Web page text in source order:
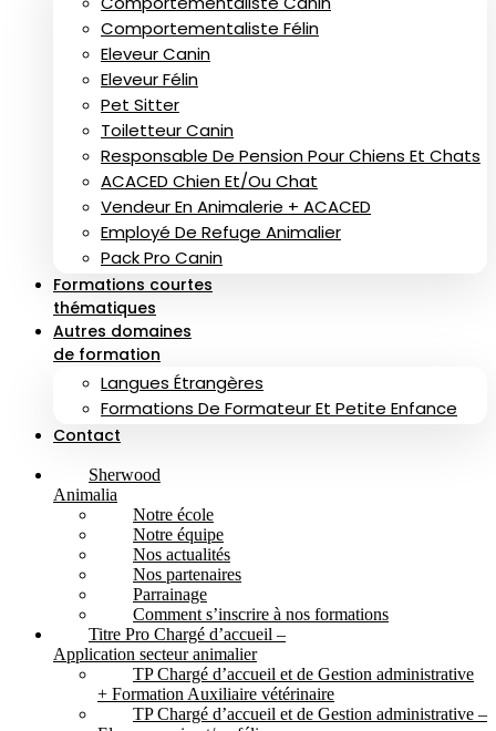
Comportementaliste Félin
Eleveur Canin
Eleveur Félin
Pet Sitter
Toiletteur Canin
Responsable De Pension Pour Chiens Et Chats
ACACED Chien Et/ou Chat
Vendeur En Animalerie + ACACED
Employé De Refuge Animalier
Pack Pro Canin
Formations courtes
thématiques
Autres domaines
de formation
Langues Étrangères
Formations De Formateur Et Petite Enfance
Contact
Sherwood
Animalia
Notre école
Notre équipe
Nos actualités
Nos partenaires
Parrainage
Comment s’inscrire à nos formations
Titre Pro Chargé d’accueil –
Application secteur animalier
TP Chargé d’accueil et de Gestion administrative
+ Formation Auxiliaire vétérinaire
TP Chargé d’accueil et de Gestion administrative –